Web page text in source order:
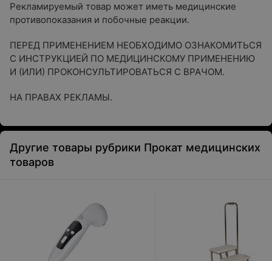
Рекламируемый товар может иметь медицинские
противопоказания и побочные реакции.
ПЕРЕД ПРИМЕНЕНИЕМ НЕОБХОДИМО ОЗНАКОМИТЬСЯ
С ИНСТРУКЦИЕЙ ПО МЕДИЦИНСКОМУ ПРИМЕНЕНИЮ
И (ИЛИ) ПРОКОНСУЛЬТИРОВАТЬСЯ С ВРАЧОМ.
НА ПРАВАХ РЕКЛАМЫ.
Другие товары рубрики Прокат медицинских
товаров